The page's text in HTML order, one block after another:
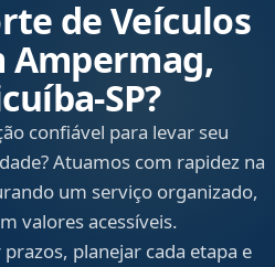
de Veículos
Ampermag,
confiável para levar seu
Atuamos com rapidez na
um serviço organizado,
valores acessíveis.
planejar cada etapa e